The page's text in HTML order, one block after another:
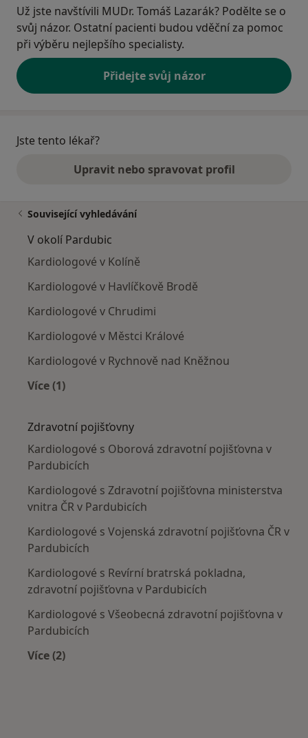
Už jste navštívili MUDr. Tomáš Lazarák? Podělte se o
svůj názor. Ostatní pacienti budou vděční za pomoc
při výběru nejlepšího specialisty.
Přidejte svůj názor
Jste tento lékař?
Upravit nebo spravovat profil
Související vyhledávání
V okolí Pardubic
Kardiologové v Kolíně
Kardiologové v Havlíčkově Brodě
Kardiologové v Chrudimi
Kardiologové v Městci Králové
Kardiologové v Rychnově nad Kněžnou
Více (1)
Zdravotní pojišťovny
Kardiologové s Oborová zdravotní pojišťovna v
Pardubicích
Kardiologové s Zdravotní pojišťovna ministerstva
vnitra ČR v Pardubicích
Kardiologové s Vojenská zdravotní pojišťovna ČR v
Pardubicích
Kardiologové s Revírní bratrská pokladna,
zdravotní pojišťovna v Pardubicích
Kardiologové s Všeobecná zdravotní pojišťovna v
Pardubicích
Více (2)